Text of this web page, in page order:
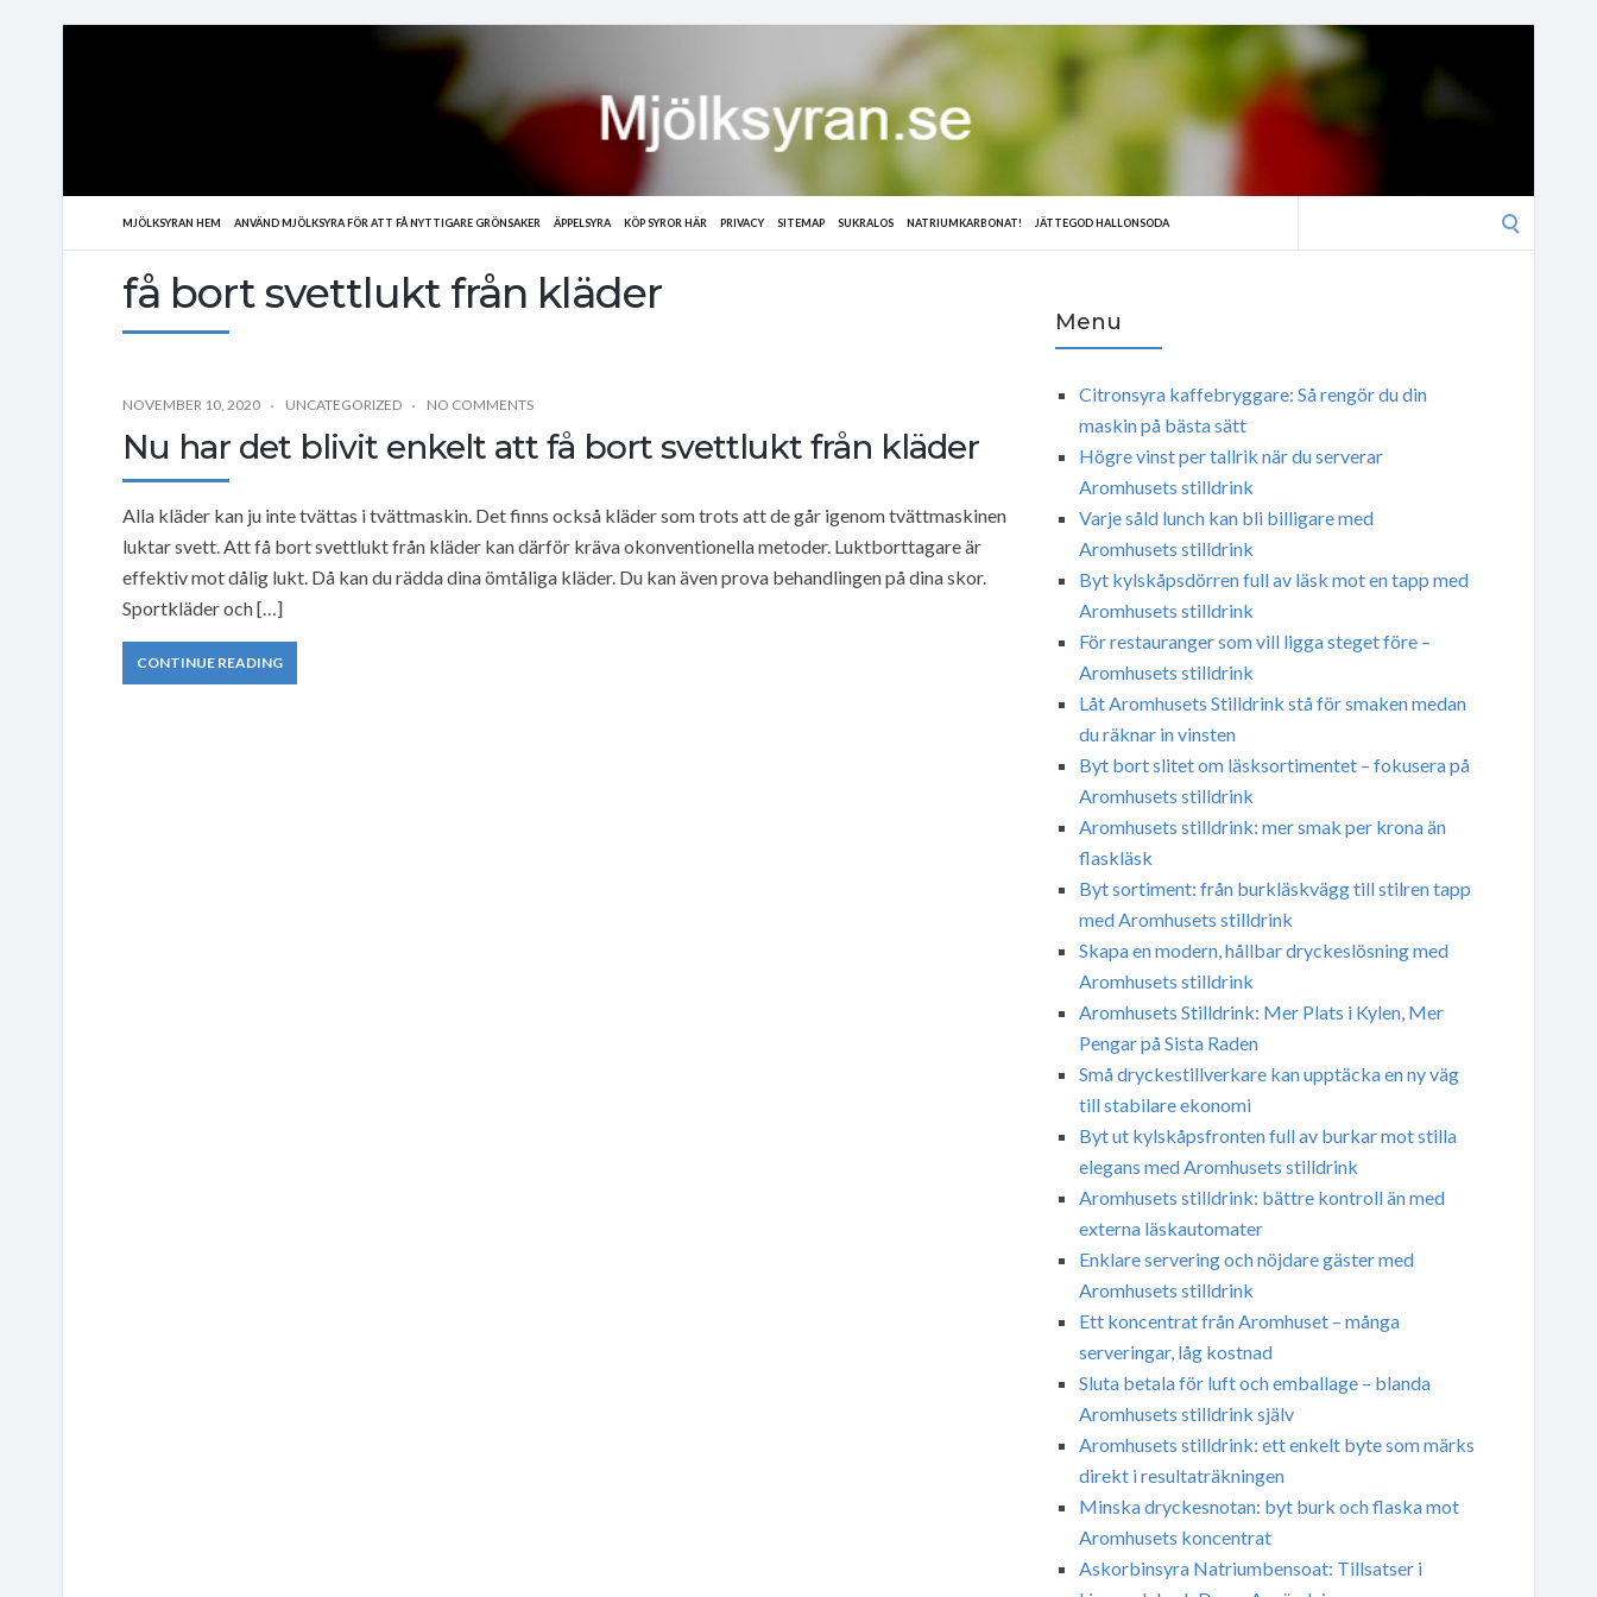
MJÖLKSYRAN HEM ANVÄND MJÖLKSYRA FÖR ATT FÅ NYTTIGARE GRÖNSAKER ÄPPELSYRA KÖP SYROR HÄR PRIVACY SITEMAP SUKRALOS NATRIUMKARBONAT! JÄTTEGOD HALLONSODA
få bort svettlukt från kläder
NOVEMBER 10, 2020 UNCATEGORIZED NO COMMENTS
Nu har det blivit enkelt att få bort svettlukt från kläder
Alla kläder kan ju inte tvättas i tvättmaskin. Det finns också kläder som trots att de går igenom tvättmaskinen
luktar svett. Att få bort svettlukt från kläder kan därför kräva okonventionella metoder. Luktborttagare är
effektiv mot dålig lukt. Då kan du rädda dina ömtåliga kläder. Du kan även prova behandlingen på dina skor.
Sportkläder och […]
CONTINUE READING
Menu
Citronsyra kaffebryggare: Så rengör du din
maskin på bästa sätt
Högre vinst per tallrik när du serverar
Aromhusets stilldrink
Varje såld lunch kan bli billigare med
Aromhusets stilldrink
Byt kylskåpsdörren full av läsk mot en tapp med
Aromhusets stilldrink
För restauranger som vill ligga steget före –
Aromhusets stilldrink
Låt Aromhusets Stilldrink stå för smaken medan
du räknar in vinsten
Byt bort slitet om läsksortimentet – fokusera på
Aromhusets stilldrink
Aromhusets stilldrink: mer smak per krona än
flaskläsk
Byt sortiment: från burkläskvägg till stilren tapp
med Aromhusets stilldrink
Skapa en modern, hållbar dryckeslösning med
Aromhusets stilldrink
Aromhusets Stilldrink: Mer Plats i Kylen, Mer
Pengar på Sista Raden
Små dryckestillverkare kan upptäcka en ny väg
till stabilare ekonomi
Byt ut kylskåpsfronten full av burkar mot stilla
elegans med Aromhusets stilldrink
Aromhusets stilldrink: bättre kontroll än med
externa läskautomater
Enklare servering och nöjdare gäster med
Aromhusets stilldrink
Ett koncentrat från Aromhuset – många
serveringar, låg kostnad
Sluta betala för luft och emballage – blanda
Aromhusets stilldrink själv
Aromhusets stilldrink: ett enkelt byte som märks
direkt i resultaträkningen
Minska dryckesnotan: byt burk och flaska mot
Aromhusets koncentrat
Askorbinsyra Natriumbensoat: Tillsatser i